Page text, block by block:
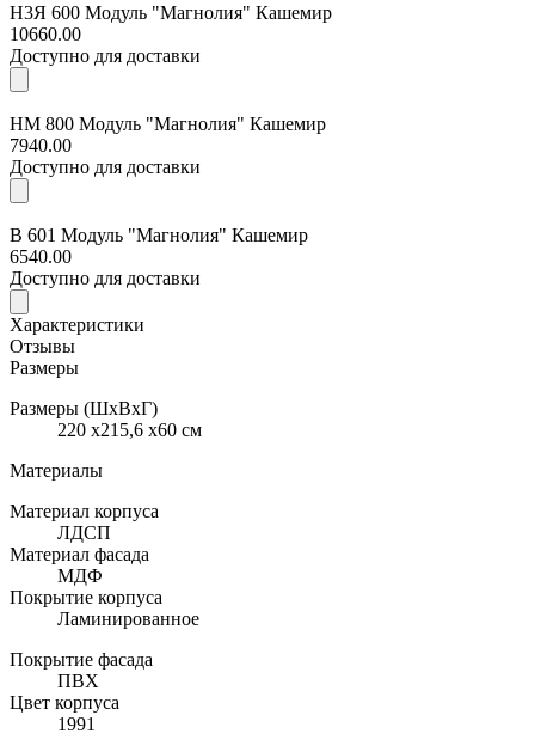
Н3Я 600 Модуль "Магнолия" Кашемир
10660.00
Доступно для доставки
НМ 800 Модуль "Магнолия" Кашемир
7940.00
Доступно для доставки
В 601 Модуль "Магнолия" Кашемир
6540.00
Доступно для доставки
Характеристики
Отзывы
Размеры
Размеры (ШхВхГ)
220 x215,6 x60 см
Материалы
Материал корпуса
ЛДСП
Материал фасада
МДФ
Покрытие корпуса
Ламинированное
Покрытие фасада
ПВХ
Цвет корпуса
1991